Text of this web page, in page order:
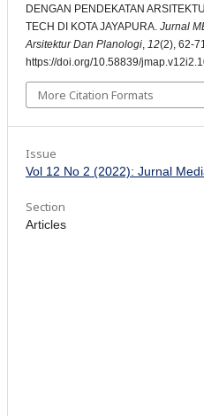
DENGAN PENDEKATAN
TECH DI KOTA JAYAPURA. Jurnal
Arsitektur Dan Planologi 12(2), 62-71.
https://doi.org/10.58839/
More Citation Formats
Issue
Vol 12 No 2 (2022): Jurnal
Section
Articles